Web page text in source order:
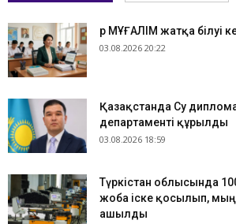
Әр МҰҒАЛІМ жатқа білуі
03.08.2026 20:22
Қазақстанда Су
департаменті құрылды
03.08.2026 18:59
Түркістан облысында
жоба іске қосылып,
ашылды